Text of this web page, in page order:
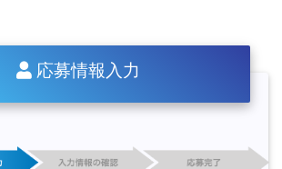
応募情報入力